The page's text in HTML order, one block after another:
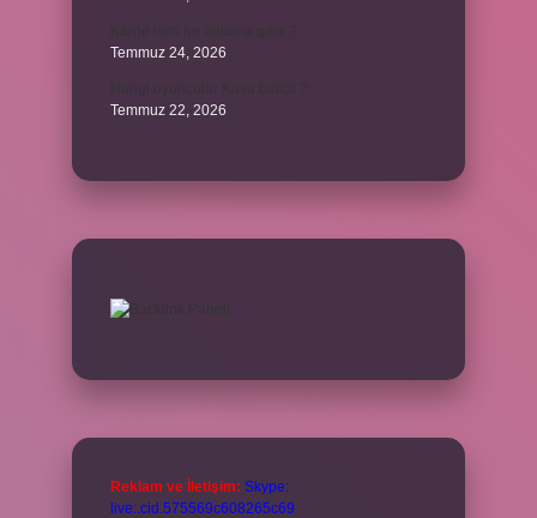
Temmuz 24, 2026
Temmuz 22, 2026
Reklam ve İletişim: Skype:
live:.cid.575569c608265c69